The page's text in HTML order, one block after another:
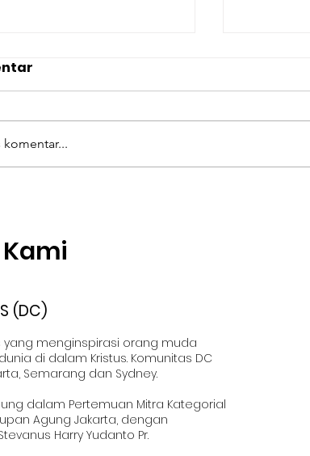
Antonius Haryanto
komentar...
(DC)
menginspirasi orang muda
di dalam Kristus. Komunitas DC
Semarang dan Sydney.
dalam Pertemuan Mitra Kategorial
Agung Jakarta, dengan
Harry Yudanto Pr.